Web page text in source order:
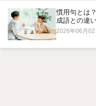
慣用句とは
成語との違
2026年06月02